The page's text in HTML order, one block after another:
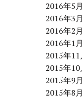
2016年5月
2016年3月
2016年2月
2016年1月
2015年11
2015年10
2015年9月
2015年8月